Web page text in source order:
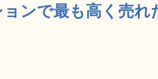
ンで最も高く売